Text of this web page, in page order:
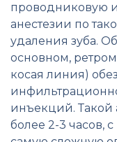
проводниковую
анестезии по
удаления зуба.
основном,
косая линия)
инъекций. Такой
более 2-3 часов,